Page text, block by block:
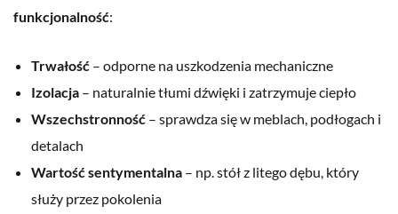
funkcjonalność:
Trwałość – odporne na uszkodzenia mechaniczne
Izolacja – naturalnie tłumi dźwięki i zatrzymuje ciepło
Wszechstronność – sprawdza się w meblach, podłogach i
detalach
Wartość sentymentalna – np. stół z litego dębu, który
służy przez pokolenia